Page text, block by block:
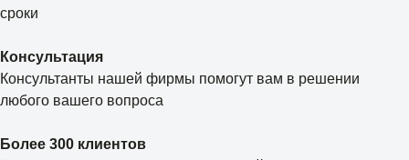
сроки
Консультация
Консультанты нашей фирмы помогут вам в решении
любого вашего вопроса
Более 300 клиентов